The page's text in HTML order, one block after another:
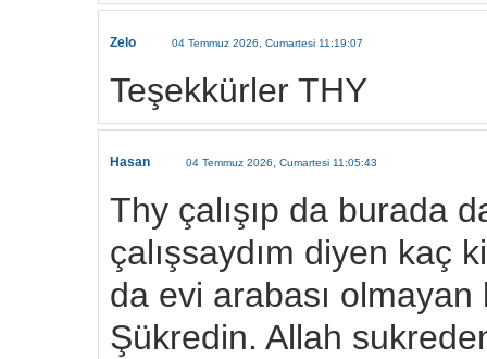
Zelo 04 Temmuz 2026, Cumartesi 11:19:07
Teşekkürler THY
Hasan 04 Temmuz 2026, Cumartesi 11:05:43
Thy çalışıp da burada
çalışsaydım diyen kaç
da evi arabası
Şükredin. Allah